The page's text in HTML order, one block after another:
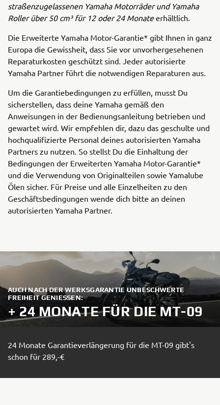
straßenzugelassenen Yamaha Motorräder und Yamaha
Roller über 50 cm³ für 12 oder 24 Monateerhältlich.
Die Erweiterte Yamaha Motor-Garantie* gibt Ihnen in ganz
Europa die Gewissheit, dass Sie vor unvorhergesehenen
Reparaturkosten geschützt sind. Jeder autorisierte
Yamaha Partner führt die notwendigen Reparaturen aus.
Um die Garantiebedingungen zu erfüllen, musst Du
sicherstellen, dass deine Yamaha gemäß den
Anweisungen in der Bedienungsanleitung betrieben und
gewartet wird. Wir empfehlen dir, dazu das geschulte und
hochqualifizierte Personal deines autorisierten Yamaha
Partners zu nutzen. So stellst Du die Einhaltung der
Bedingungen der Erweiterten Yamaha Motor-Garantie*
und die Verwendung von Originalteilen sowie Yamalube
Ölen sicher. Für Preise und alle Einzelheiten zu den
Geschäftsbedingungen wende dich bitte an deinen
autorisierten Yamaha Partner.
AUCH NACH DER WERKSGARANTIE UNBESCHWERTE
FREIHEIT GENIESSEN:
+ 24 MONATE FÜR DIE MT-09
24 Monate Garantieverlängerung für die MT-09 gibt's
schon für 289,-€